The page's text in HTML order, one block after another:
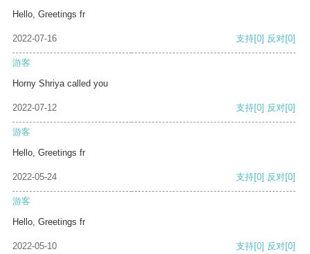
Hello, Greetings fr
2022-07-16 支持[0] 反对[0]
游客
Horny Shriya called you
2022-07-12 支持[0] 反对[0]
游客
Hello, Greetings fr
2022-05-24 支持[0] 反对[0]
游客
Hello, Greetings fr
2022-05-10 支持[0] 反对[0]